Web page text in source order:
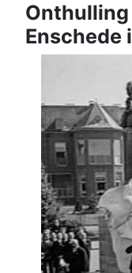
Enschede